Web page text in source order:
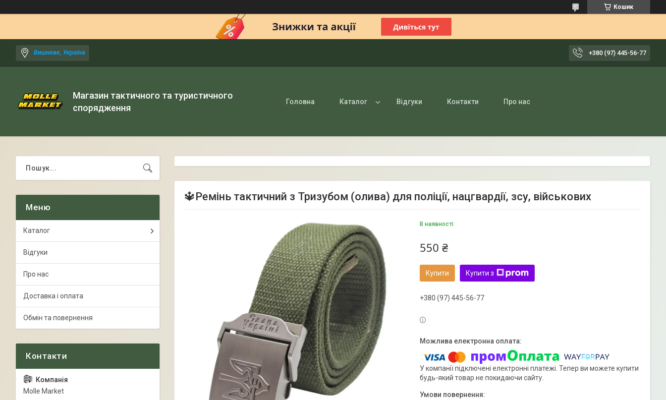
Кошик
Вишневе, Україна +380 (97) 445-56-77
Магазин тактичного та туристичного
спорядження
Головна Каталог Відгуки Контакти Про нас
🔱Ремінь тактичний з Тризубом (олива) для поліції, нацгвардії, зсу, військових
В наявності
550 ₴
Купити Купити з
+380 (97) 445-56-77
У компанії підключені електронні платежі. Тепер ви можете купити
будь-який товар не покидаючи сайту.
Каталог
Відгуки
Про нас
Доставка і оплата
Обмін та повернення
Molle Market